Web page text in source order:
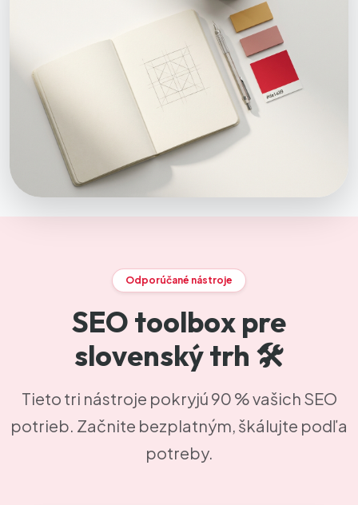
Odporúčané nástroje
SEO toolbox pre
slovenský trh 🛠️
Tieto tri nástroje pokryjú 90 % vašich SEO
potrieb. Začnite bezplatným, škálujte podľa
potreby.